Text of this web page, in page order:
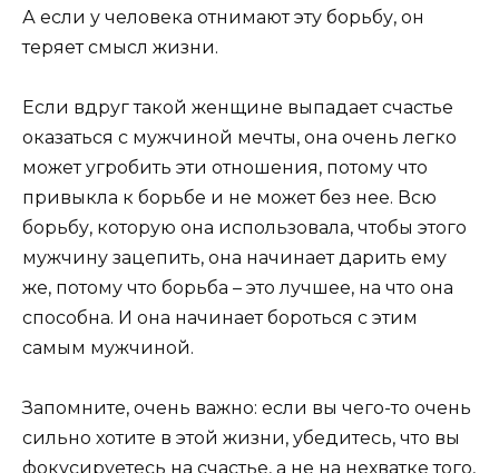
А если у человека отнимают эту борьбу, он
теряет смысл жизни.
Если вдруг такой женщине выпадает счастье
оказаться с мужчиной мечты, она очень легко
может угробить эти отношения, потому что
привыкла к борьбе и не может без нее. Всю
борьбу, которую она использовала, чтобы этого
мужчину зацепить, она начинает дарить ему
же, потому что борьба – это лучшее, на что она
способна. И она начинает бороться с этим
самым мужчиной.
Запомните, очень важно: если вы чего-то очень
сильно хотите в этой жизни, убедитесь, что вы
фокусируетесь на счастье, а не на нехватке того,